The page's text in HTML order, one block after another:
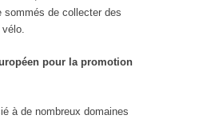
sommés de collecter des
vélo.
pour la promotion
à de nombreux domaines